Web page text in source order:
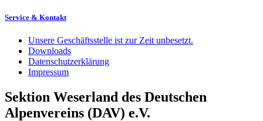
Service & Kontakt
Unsere Geschäftsstelle ist zur Zeit unbesetzt.
Downloads
Datenschutzerklärung
Impressum
Sektion Weserland des Deutschen
Alpenvereins (DAV) e.V.